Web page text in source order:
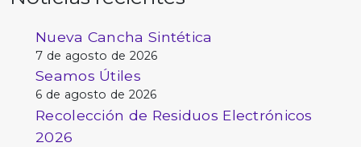
Nueva Cancha Sintética
7 de agosto de 2026
Seamos Útiles
6 de agosto de 2026
Recolección de Residuos Electrónicos
2026